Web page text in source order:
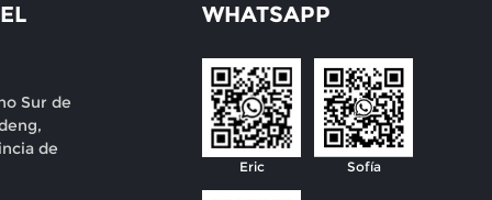
Sur de
de
WHATSAPP
Eric Sofía